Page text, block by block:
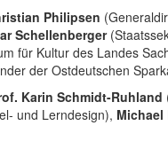
Philipsen
Schellenberger
für Kultur des Landes
der Ostdeutschen
Karin Schmidt-Ruhland
und Lerndesign), Michael